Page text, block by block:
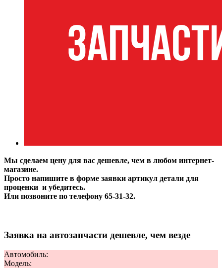
Мы сделаем цену для вас дешевле, чем в любом интернет-
магазине.
Просто напишите в форме заявки артикул детали для
проценки и убедитесь.
Или позвоните по телефону 65-31-32.
Заявка на автозапчасти дешевле, чем везде
Автомобиль:
Модель: